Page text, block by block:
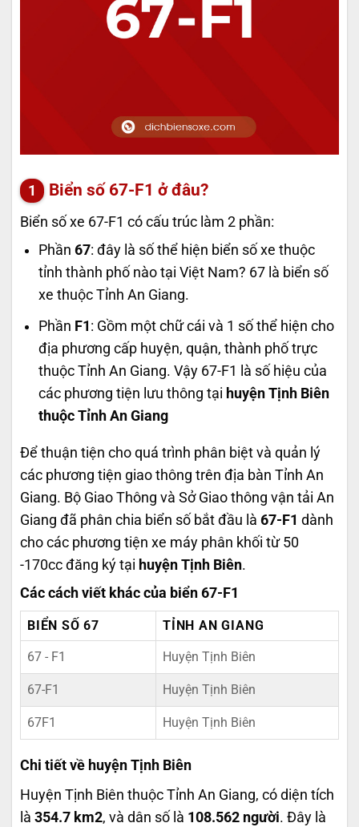
Biển số 67-F1 ở đâu?
Biển số xe 67-F1 có cấu trúc làm 2 phần:
Phần 67: đây là số thể hiện biển số xe thuộc
tỉnh thành phố nào tại Việt Nam? 67 là biển số
xe thuộc Tỉnh An Giang.
Phần F1 : Gồm một chữ cái và 1 số thể hiện cho
địa phương cấp huyện, quận, thành phố trực
thuộc Tỉnh An Giang. Vậy 67-F1 là số hiệu của
các phương tiện lưu thông tại huyện Tịnh Biên
thuộc Tỉnh An Giang
Để thuận tiện cho quá trình phân biệt và quản lý
các phương tiện giao thông trên địa bàn Tỉnh An
Giang. Bộ Giao Thông và Sở Giao thông vận tải An
Giang đã phân chia biển số bắt đầu là 67-F1 dành
cho các phương tiện xe máy phân khối từ 50
-170cc đăng ký tại huyện Tịnh Biên.
Các cách viết khác của biển 67-F1
BIỂN SỐ 67 TỈNH AN GIANG
67 - F1 Huyện Tịnh Biên
67-F1 Huyện Tịnh Biên
67F1 Huyện Tịnh Biên
Chi tiết về huyện Tịnh Biên
Huyện Tịnh Biên thuộc Tỉnh An Giang, có diện tích
là 354.7 km2, và dân số là 108.562 người. Đây là